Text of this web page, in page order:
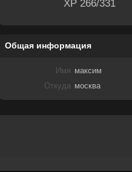
XP 266/331
Общая информация
Имя максим
Откуда москва